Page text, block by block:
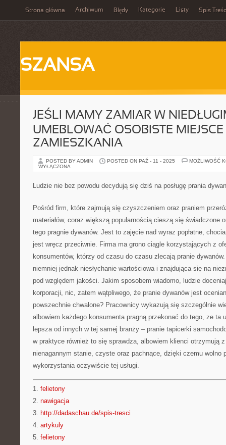
Strona główna Archiwum Błędy Kategorie Listy Spis
SZANSA
JEŚLI MAMY ZAMIAR W
UMEBLOWAĆ OSOBISTE MIEJSCE
ZAMIESZKANIA
POSTED BY ADMIN POSTED ON PAŹ - 11 - 2025
MOŻLIWOŚĆ
WYŁĄCZONA
Ludzie nie bez powodu decydują się dziś na posługę prania
Pośród firm, które zajmują się czyszczeniem oraz praniem
materiałów, coraz większą popularnością cieszą się świadczone
tego pragnie dywanów. Jest to zajęcie nad wyraz popłatne,
jest wręcz przeciwnie. Firma ma grono ciągle korzystających z
konsumentów, którzy od czasu do czasu zlecają pranie
niemniej jednak niesłychanie wartościowa i znajdująca się na
pod względem jakości. Jakim sposobem wiadomo, ludzie
korporacji, nic, zatem wątpliwego, że pranie dywanów jest
powszechnie chwalone? Pracownicy wykazują się szczególnie
albowiem każdego konsumenta pragną przekonać do tego, ze ta
lepsza od innych w tej samej branży – pranie tapicerki
w praktyce również to się sprawdza, albowiem klienci otrzymują z
nienagannym stanie, czyste oraz pachnące, dzięki czemu wolno
wykorzystania oczywiście tej usługi.
1. felietony
2. nawigacja
3. http://dadaschau.de/spis-tresci
4. artykuly
5. felietony